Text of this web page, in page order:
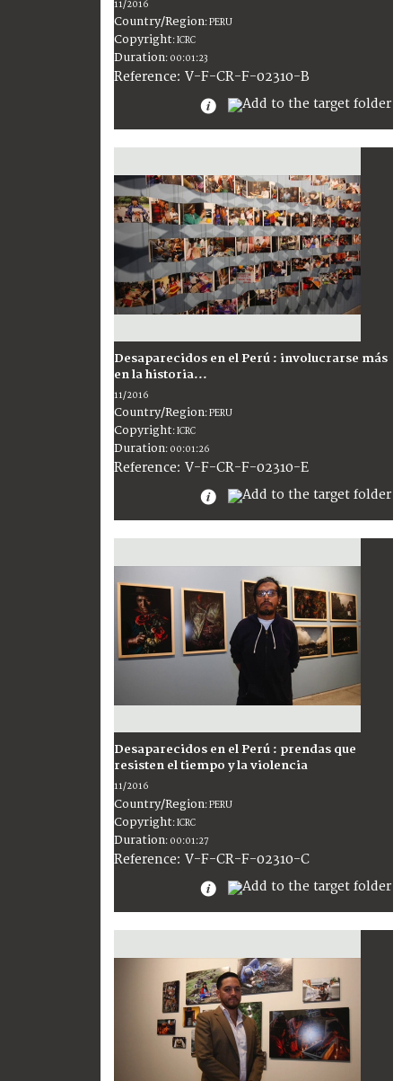
11/2016
Country/Region:PERU
Copyright:ICRC
Duration: 00:01:23
Reference: V-F-CR-F-02310-B
Desaparecidos en el Perú : involucrarse más
en la historia...
11/2016
Country/Region:PERU
Copyright:ICRC
Duration: 00:01:26
Reference: V-F-CR-F-02310-E
Desaparecidos en el Perú : prendas que
resisten el tiempo y la violencia
11/2016
Country/Region:PERU
Copyright:ICRC
Duration: 00:01:27
Reference: V-F-CR-F-02310-C